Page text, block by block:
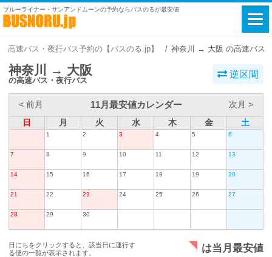
ブルーライナー・サンアンドムーンの予約ならバスのるが最安値
高速バス・夜行バス予約の【バスのる.jp】 神奈川 → 大阪 の高速バス
神奈川 → 大阪
の高速バス・夜行バス
逆区間
< 前月 11月最安値カレンダー
次月 >
日
月 火 水 木 金 土
1 2 3 4 5 6
7 8 9 10 11 12 13
14 15 16 17 18 19 20
21 22 23 24 25 26 27
28 29 30
日にちをクリックすると、該当日に運行す
る便の一覧が表示されます。
は当月最安値